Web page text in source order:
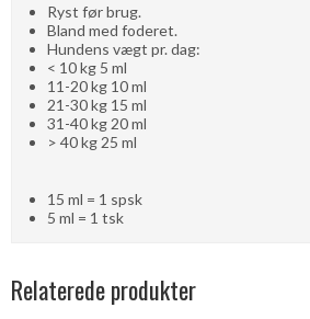
Ryst før brug.
Bland med foderet.
Hundens vægt pr. dag:
< 10 kg 5 ml
11-20 kg 10 ml
21-30 kg 15 ml
31-40 kg 20 ml
> 40 kg 25 ml
15 ml = 1 spsk
5 ml = 1 tsk
Relaterede produkter